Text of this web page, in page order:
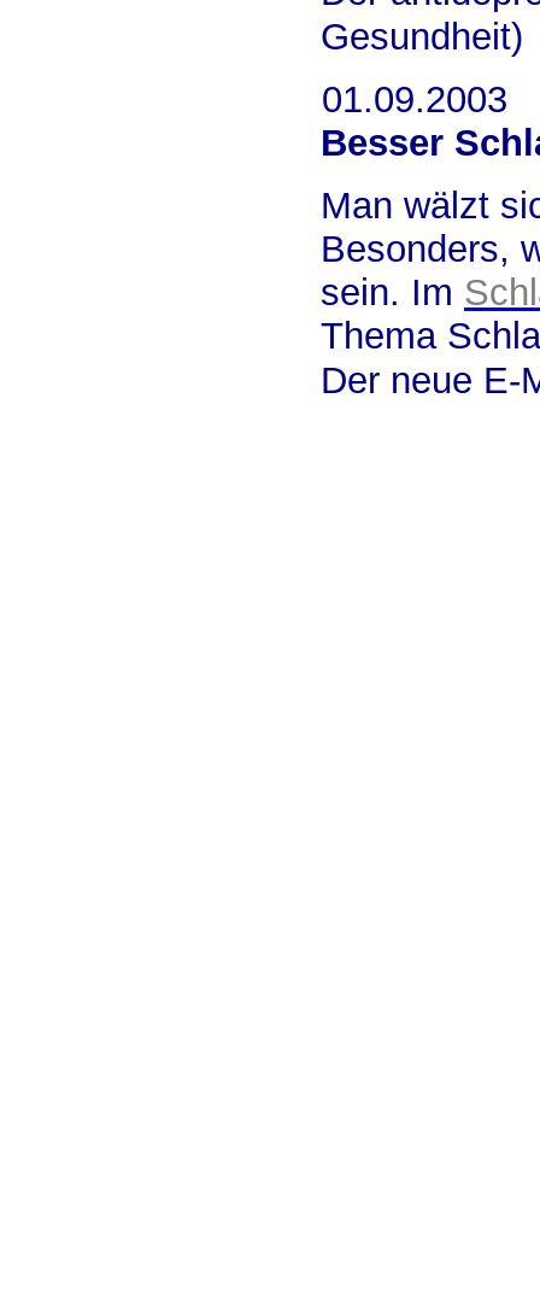
Gesundheit)
01.09.2003
Besser
Man wälzt
Besonders,
sein. Im
Thema
Der neue E-